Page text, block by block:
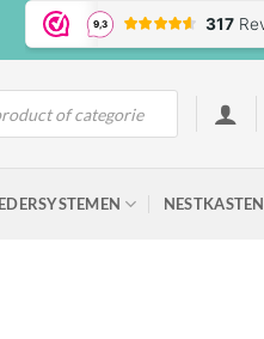
NESTKASTEN